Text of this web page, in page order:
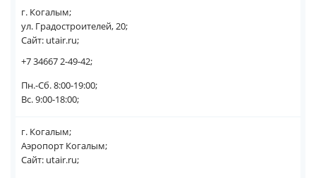
г. Когалым;
ул. Градостроителей, 20;
Сайт: utair.ru;
+7 34667 2-49-42;
Пн.-Сб. 8:00-19:00;
Вс. 9:00-18:00;
г. Когалым;
Аэропорт Когалым;
Сайт: utair.ru;